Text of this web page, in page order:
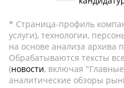
* Страница-профиль
услуги), технологии,
на основе анализа архива
Обрабатываются тексты
(новости, включая
аналитические обзоры